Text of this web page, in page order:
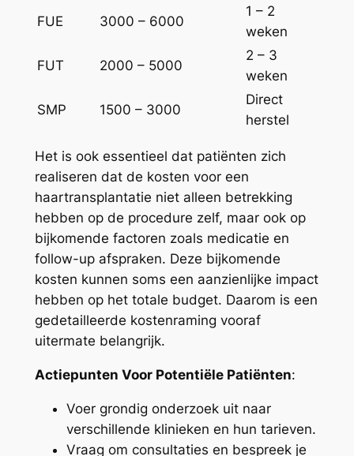
FUE 3000 – 6000
1 – 2
weken
FUT 2000 – 5000
2 – 3
weken
SMP 1500 – 3000
Direct
herstel
Het is ook essentieel dat patiënten zich
realiseren dat de kosten voor een
haartransplantatie niet alleen betrekking
hebben op de procedure zelf, maar ook op
bijkomende factoren zoals medicatie en
follow-up afspraken. Deze bijkomende
kosten kunnen soms een aanzienlijke impact
hebben op het totale budget. Daarom is een
gedetailleerde kostenraming vooraf
uitermate belangrijk.
Actiepunten Voor Potentiële Patiënten:
Voer grondig onderzoek uit naar
verschillende klinieken en hun tarieven.
Vraag om consultaties en bespreek je